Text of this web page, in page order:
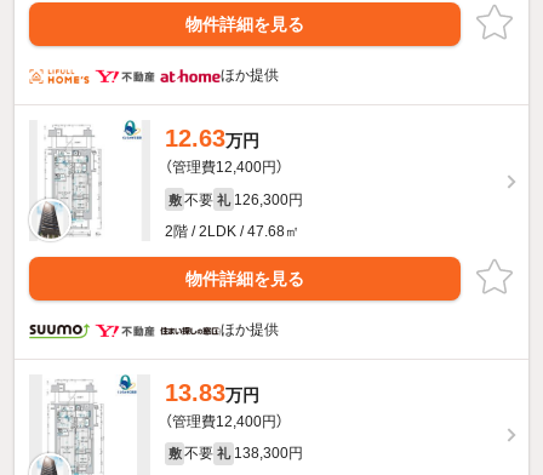
物件詳細を見る
ほか提供
12.63万円
（管理費12,400円）
敷 不要 礼 126,300円
2階 / 2LDK / 47.68㎡
物件詳細を見る
ほか提供
13.83万円
（管理費12,400円）
敷 不要 礼 138,300円